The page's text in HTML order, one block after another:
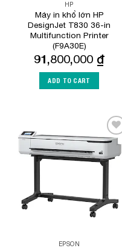
HP
Máy in khổ lớn HP
DesignJet T830 36-in
Multifunction Printer
(F9A30E)
91,800,000 ₫
ADD TO CART
Add to
Wishlist
EPSON